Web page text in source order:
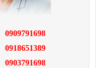
0909791698
0918651389
0903791698